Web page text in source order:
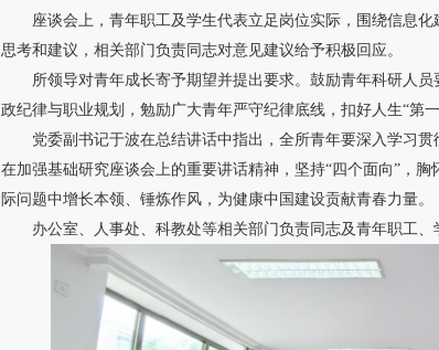
座谈会上，青年职工及学生代表立足岗位实际，围绕信息
思考和建议，相关部门负责同志对意见建议给予积极回应。
所领导对青年成长寄予期望并提出要求。鼓励青年科研人
政纪律与职业规划，勉励广大青年严守纪律底线，扣好人生“第一
党委副书记于波在总结讲话中指出，全所青年要深入学习
在加强基础研究座谈会上的重要讲话精神，坚持“四个面向”，
际问题中增长本领、锤炼作风，为健康中国建设贡献青春力量。
办公室、人事处、科教处等相关部门负责同志及青年职工、